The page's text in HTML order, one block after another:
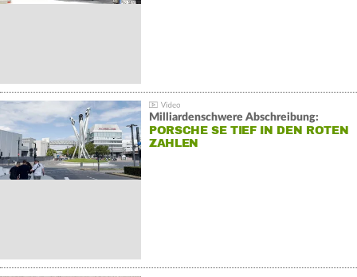
Milliardenschwere Abschreibung:
PORSCHE SE TIEF IN DEN ROTEN
ZAHLEN